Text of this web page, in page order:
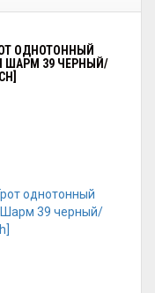
ОДНОТОННЫЙ
ШАРМ 39 ЧЕРНЫЙ/